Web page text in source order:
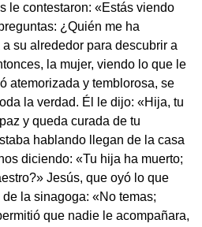
le contestaron: «Estás viendo
¿Quién me ha
su alrededor para descubrir a
la mujer, viendo lo que le
atemorizada y temblorosa, se
la verdad. Él le dijo: «Hija, tu
y queda curada de tu
hablando llegan de la casa
diciendo: «Tu hija ha muerto;
Jesús, que oyó lo que
la sinagoga: «No temas;
que nadie le acompañara,